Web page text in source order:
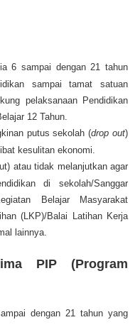
6 sampai dengan 21 tahun
sampai tamat satuan
pelaksanaan Pendidikan
12 Tahun.
putus sekolah (drop out)
kesulitan ekonomi.
atau tidak melanjutkan agar
di sekolah/Sanggar
Belajar Masyarakat
(LKP)/Balai Latihan Kerja
lainnya.
PIP (Program
dengan 21 tahun yang